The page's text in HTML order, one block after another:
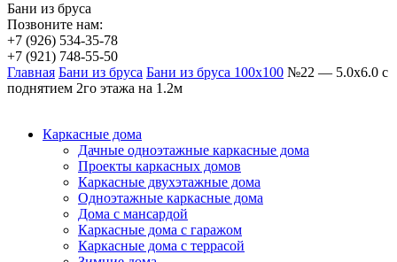
Бани из бруса
Позвоните нам:
+7 (926) 534-35-78
+7 (921) 748-55-50
Главная Бани из бруса Бани из бруса 100х100 №22 — 5.0х6.0 с
поднятием 2го этажа на 1.2м
Каркасные дома
Дачные одноэтажные каркасные дома
Проекты каркасных домов
Каркасные двухэтажные дома
Одноэтажные каркасные дома
Дома с мансардой
Каркасные дома с гаражом
Каркасные дома с террасой